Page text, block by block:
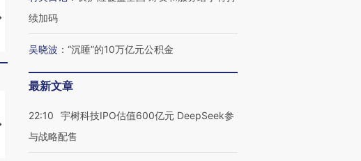
视线｜HYROX的吸金
术：是什么让中产们甘
心“花钱找虐”？
粒摇头丸 尿检体内含3种
毒品
度Z世代 用街头抗争将教
【推广】走进第四届链博
会，让数智科技“链”接产
有意思的生活方式·第三对
住三大增长引擎是什么？
续加码
吴晓波 ： “沉睡”的10万亿元公积金
最新文章
22:10
宇树科技IPO估值600亿元 DeepSeek参
与战略配售